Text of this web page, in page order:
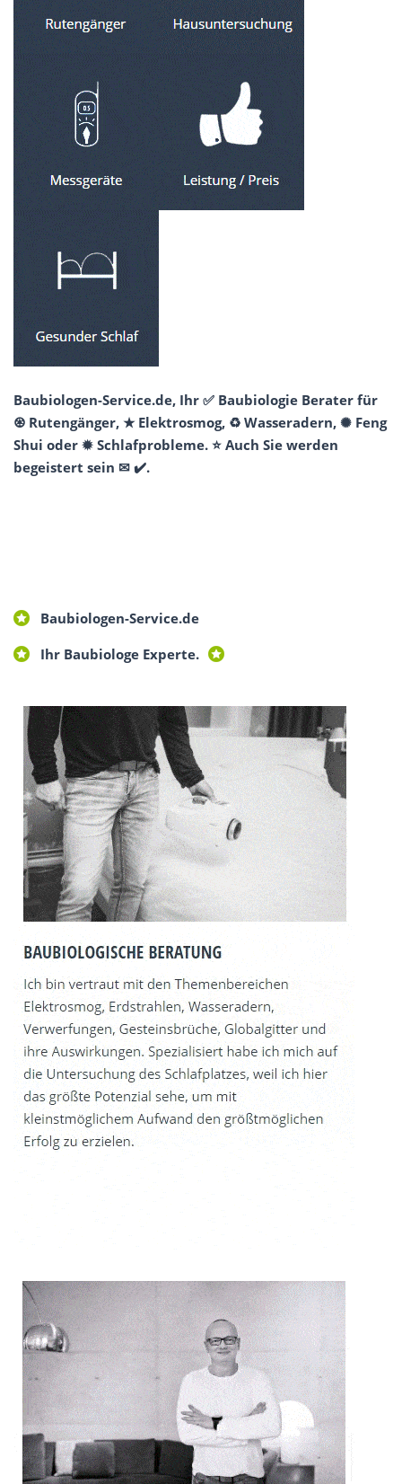
Baubiologen-Service.de, Ihr ✅ Baubiologie Berater für
♼ Rutengänger, ★ Elektrosmog, ♻ Wasseradern, ✺ Feng
Shui oder ✹ Schlafprobleme. ⭐ Auch Sie werden
begeistert sein ✉ ✔️.
Baubiologen-Service.de
Ihr Baubiologe Experte.